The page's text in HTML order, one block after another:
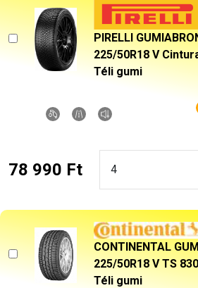
PIRELLI
225/50R18 V
Téli gumi
78 990 Ft
CONTINENTAL
225/50R18 V TS
Téli gumi